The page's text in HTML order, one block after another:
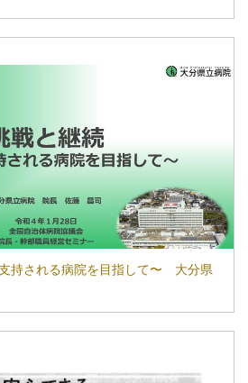
持される病院を⽬指して〜 ⼤分県